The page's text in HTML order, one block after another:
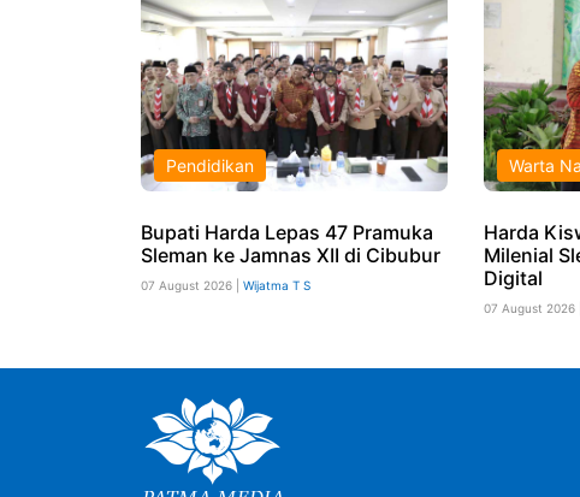
Pendidikan
Bupati Harda Lepas 47 Pramuka
Sleman ke Jamnas XII di Cibubur
07 August 2026 | Wijatma T S
Warta
Harda
Milenial
Digital
07 August 2026 |